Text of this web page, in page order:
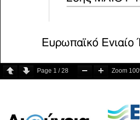
Page 1 /28 Zoom